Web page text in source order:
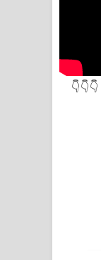
👇👇👇